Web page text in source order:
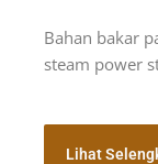
Bahan bakar
steam power
Lihat